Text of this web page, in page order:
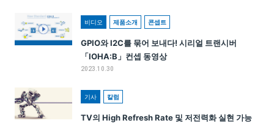
비디오 제품소개 콘셉트
GPIO와 I2C를 묶어 보내다! 시리얼 트랜시버
「IOHA:B」컨셉 동영상
2023.10.30
기사 칼럼
TV의 High Refresh Rate 및 저전력화 실현 가능